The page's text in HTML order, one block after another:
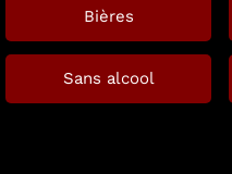
Bières
Sans alcool